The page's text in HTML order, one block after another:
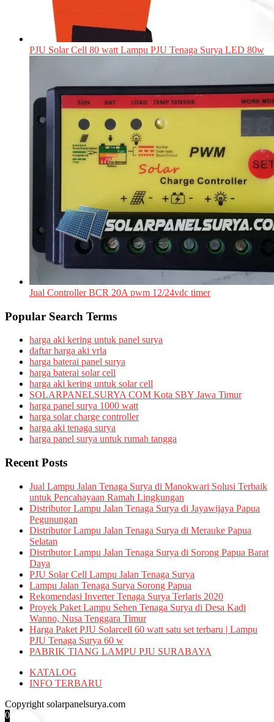
PJU Solar Cell 80 watt Lampu PJU Tenaga Surya LED 80w
Jual Controller BCR 20A pwm 12/24vdc timer
Popular Search Terms
harga aki kering untuk panel surya
daftar harga aki vrla
harga baterai panel surya
harga baterai solar cell
harga aki kering untuk solar cell
SOLARPANELSURYA COM Kota SBY Jawa Timur
harga panel surya 1000 watt
harga solar charge controller
harga aki tenaga surya
harga panel surya untuk rumah tangga
Recent Posts
Jual Lampu Jalan Tenaga Surya di Manokwari Solusi Terbaik
untuk Pencahayaan Ramah Lingkungan
Distributor Lampu Jalan Tenaga Surya di Jayawijaya Papua
Pegunungan
Distributor Lampu Jalan Tenaga Surya di Merauke Papua
Selatan
Distributor Lampu Jalan Tenaga Surya di Sorong Papua Barat
Daya
PJU Solar Cell Lampu Jalan Tenaga Surya
Lampu Jalan Tenaga Surya Sorong Papua
Rekomendasi Inverter Tenaga Surya Terlaris 2020
Proyek Paket Lampu Sehen Tenaga Surya di Desa Kadi
Wanno, Nusa Tenggara Timur
Harga Paket PJU Solarcell 60 watt satu set terbaru | Lampu
PJU Tenaga Surya 60 w
PABRIK TIANG LAMPU PJU SURABAYA
KATALOG
INFO TERBARU
Copyright solarpanelsurya.com
0